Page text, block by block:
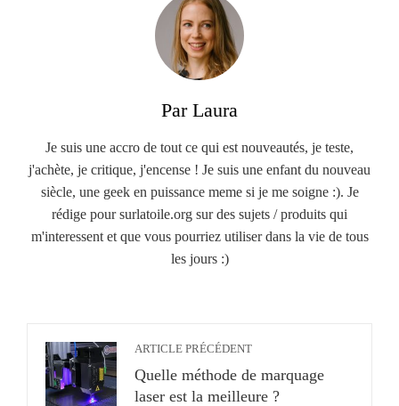
Par Laura
Je suis une accro de tout ce qui est nouveautés, je teste,
j'achète, je critique, j'encense ! Je suis une enfant du nouveau
siècle, une geek en puissance meme si je me soigne :). Je
rédige pour surlatoile.org sur des sujets / produits qui
m'interessent et que vous pourriez utiliser dans la vie de tous
les jours :)
ARTICLE PRÉCÉDENT
Quelle méthode de marquage
laser est la meilleure ?